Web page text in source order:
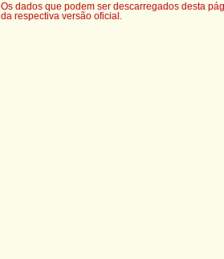
Os dados que podem ser descarregados desta
da respectiva versão oficial.